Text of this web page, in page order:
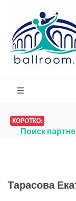
КОРОТКО:
Поиск
Тарасова